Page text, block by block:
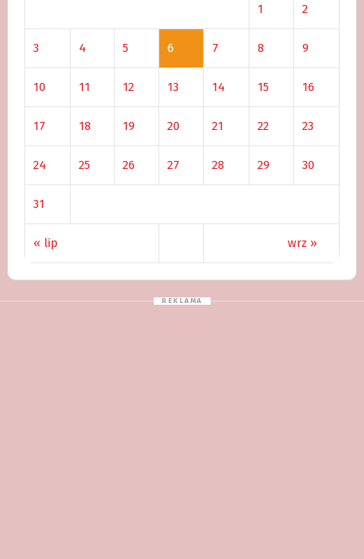
« lip wrz »
1 2
3 4 5 6 7 8 9
10 11 12 13 14 15 16
17 18 19 20 21 22 23
24 25 26 27 28 29 30
31